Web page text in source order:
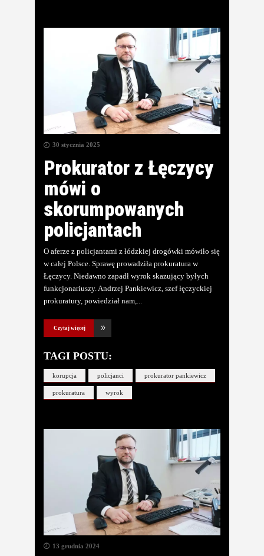
30 stycznia 2025
Prokurator z Łęczycy
mówi o
skorumpowanych
policjantach
O aferze z policjantami z łódzkiej drogówki mówiło się
w całej Polsce. Sprawę prowadziła prokuratura w
Łęczycy. Niedawno zapadł wyrok skazujący byłych
funkcjonariuszy. Andrzej Pankiewicz, szef łęczyckiej
prokuratury, powiedział nam,
Czytaj więcej
TAGI POSTU:
korupcja policjanci prokurator pankiewicz
prokuratura wyrok
13 grudnia 2024